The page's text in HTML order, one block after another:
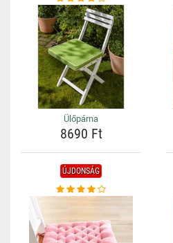
Ülőpárna
8690 Ft
ÚJDONSÁG